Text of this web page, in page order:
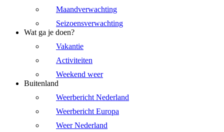
Maandverwachting
Seizoensverwachting
Wat ga je doen?
Vakantie
Activiteiten
Weekend weer
Buitenland
Weerbericht Nederland
Weerbericht Europa
Weer Nederland